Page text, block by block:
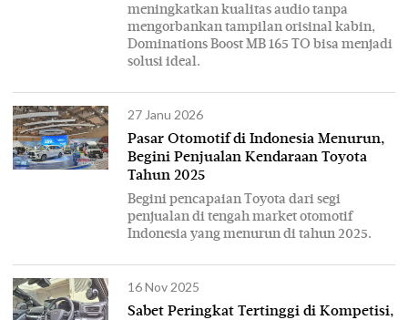
meningkatkan kualitas audio tanpa
mengorbankan tampilan orisinal kabin,
Dominations Boost MB 165 TO bisa menjadi
solusi ideal.
27 Janu 2026
Pasar Otomotif di Indonesia Menurun,
Begini Penjualan Kendaraan Toyota
Tahun 2025
Begini pencapaian Toyota dari segi
penjualan di tengah market otomotif
Indonesia yang menurun di tahun 2025.
16 Nov 2025
Sabet Peringkat Tertinggi di Kompetisi,